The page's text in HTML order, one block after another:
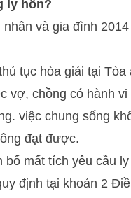
ly hôn?
và gia đình
tục hòa giải tại Tòa
vợ, chồng có hành
việc chung sống
đạt được.
mất tích yêu cầu
định tại khoản 2